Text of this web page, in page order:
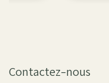
Contactez-nous